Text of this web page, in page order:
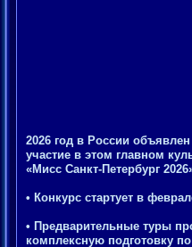
2026 год в России
участие в этом главном
«Мисс Санкт-Петербург
• Конкурс стартует в
• Предварительные туры
комплексную подготовку